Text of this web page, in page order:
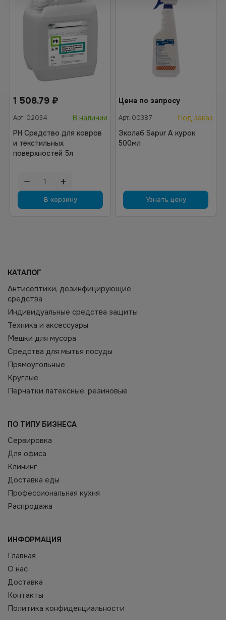
1 508.79 ₽
Арт. 02034
В наличии
PH Средство для ковров
и текстильных
поверхностей 5л
В корзину
Цена по запросу
Арт. 00387
Под заказ
Эколаб Sapur А курок
500мл
Узнать цену
КАТАЛОГ
Антисептики, дезинфицирующие
средства
Индивидуальные средства защиты
Техника и аксессуары
Мешки для мусора
Средства для мытья посуды
Прямоугольные
Круглые
Перчатки латексные, резиновые
ПО ТИПУ БИЗНЕСА
Сервировка
Для офиса
Клининг
Доставка еды
Профессиональная кухня
Распродажа
ИНФОРМАЦИЯ
Главная
О нас
Доставка
Контакты
Политика конфиденциальности